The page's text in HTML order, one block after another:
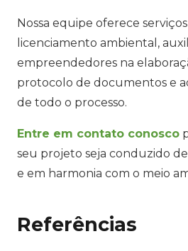
Nossa equipe oferece
licenciamento ambiental,
empreendedores na
protocolo de documentos e
de todo o processo.
Entre em contato conosco
seu projeto seja conduzido
e em harmonia com o meio
Referências